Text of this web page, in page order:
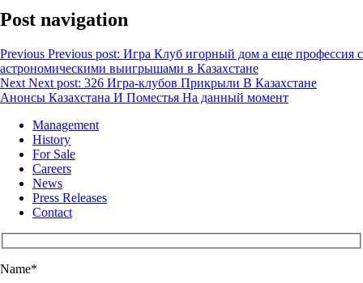
Post navigation
Previous Previous post: Игра Клуб игорный дом а еще профессия с
астрономическими выигрышами в Казахстане
Next Next post: 326 Игра-клубов Прикрыли В Казахстане
Анонсы Казахстана И Поместья На данный момент
Management
History
For Sale
Careers
News
Press Releases
Contact
Name*